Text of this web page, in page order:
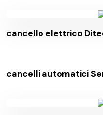
cancello elettrico
cancelli automatici